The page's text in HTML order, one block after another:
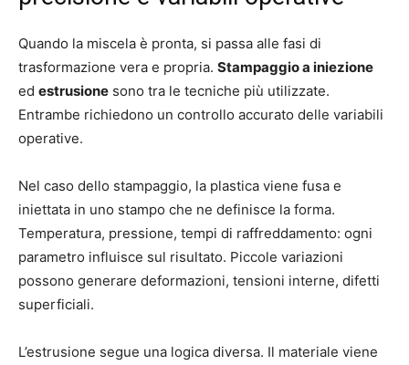
Quando la miscela è pronta, si passa alle fasi di
trasformazione vera e propria. Stampaggio a iniezione
ed estrusione sono tra le tecniche più utilizzate.
Entrambe richiedono un controllo accurato delle variabili
operative.
Nel caso dello stampaggio, la plastica viene fusa e
iniettata in uno stampo che ne definisce la forma.
Temperatura, pressione, tempi di raffreddamento: ogni
parametro influisce sul risultato. Piccole variazioni
possono generare deformazioni, tensioni interne, difetti
superficiali.
L’estrusione segue una logica diversa. Il materiale viene